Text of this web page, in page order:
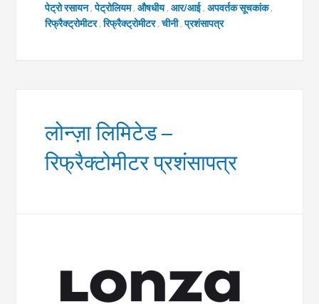
पेट्रो रसायन,पेट्रोलियम,औषधीय,आर/आई,अपवर्तक सूचकांक,
रिफ्रैक्ट्रोमीटर,रिफ्रैक्ट्रोमीटर,चीनी,प्रशंसापत्र
लोन्ज़ा लिमिटेड –
रिफ्रैक्टोमीटर प्रशंसापत्र